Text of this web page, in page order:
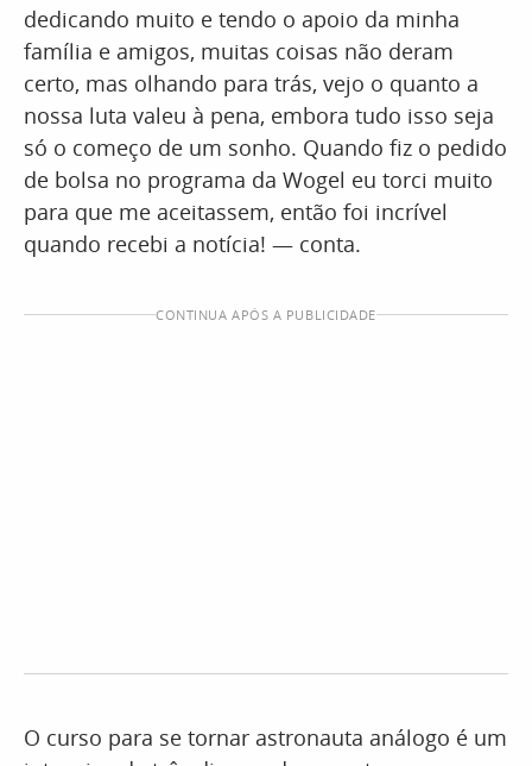
dedicando muito e tendo o apoio da minha
família e amigos, muitas coisas não deram
certo, mas olhando para trás, vejo o quanto a
nossa luta valeu à pena, embora tudo isso seja
só o começo de um sonho. Quando fiz o pedido
de bolsa no programa da Wogel eu torci muito
para que me aceitassem, então foi incrível
quando recebi a notícia! — conta.
CONTINUA APÓS A PUBLICIDADE
O curso para se tornar astronauta análogo é um